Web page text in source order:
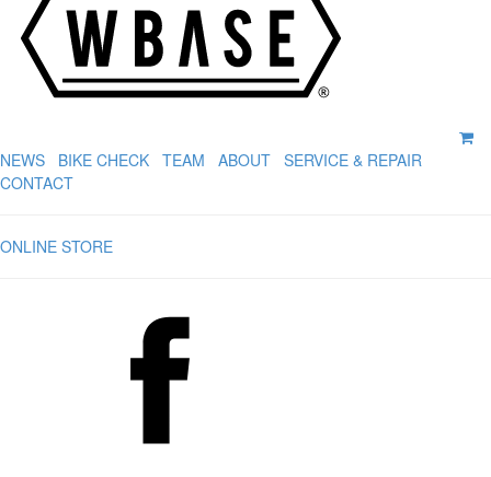
NEWS BIKE CHECK TEAM ABOUT SERVICE & REPAIR
CONTACT
ONLINE STORE